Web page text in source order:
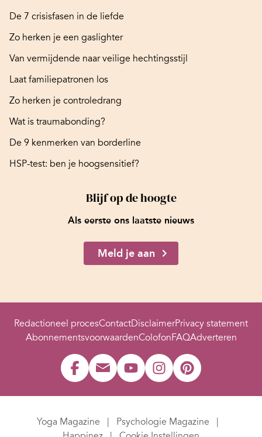
De 7 crisisfasen in de liefde
Zo herken je een gaslighter
Van vermijdende naar veilige hechtingsstijl
Laat familiepatronen los
Zo herken je controledrang
Wat is traumabonding?
De 9 kenmerken van borderline
HSP-test: ben je hoogsensitief?
Blijf op de hoogte
Als eerste ons laatste nieuws
Meld je aan
Redactioneel procesContactDisclaimerPrivacy statement
AbonnementsvoorwaardenColofonFAQAdverteren
Yoga Magazine
Psychologie Magazine